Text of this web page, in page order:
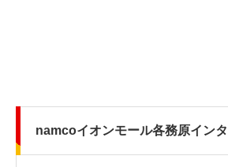
namcoイオンモール各務原イン